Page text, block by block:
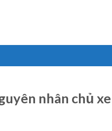
nhân chủ xe